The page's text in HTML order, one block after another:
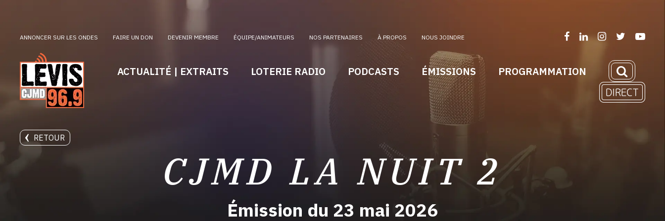
ANNONCER SUR LES ONDES FAIRE UN DON DEVENIR MEMBRE ÉQUIPE/ANIMATEURS NOS PARTENAIRES À PROPOS NOUS JOINDRE
ACTUALITÉ | EXTRAITS LOTERIE RADIO PODCASTS ÉMISSIONS PROGRAMMATION
RETOUR
CJMD LA NUIT 2
Émission du 23 mai 2026